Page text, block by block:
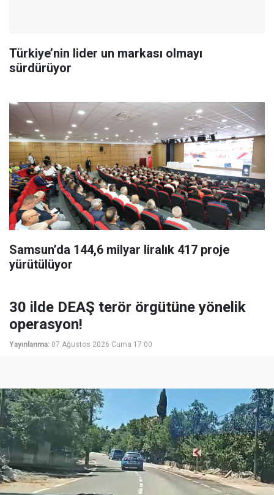
Türkiye’nin lider un markası olmayı
sürdürüyor
Samsun’da 144,6 milyar liralık 417 proje
yürütülüyor
30 ilde DEAŞ terör örgütüne yönelik
operasyon!
Yayınlanma: 07 Ağustos 2026 Cuma 17:00